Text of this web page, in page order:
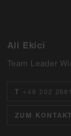
Ali Ekici
Team Leader
T +49 202
ZUM